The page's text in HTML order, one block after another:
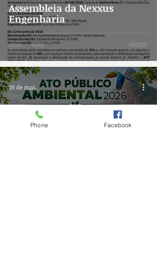
Assembleia da Nexxus
Engenharia
25 de mai.
Phone Facebook